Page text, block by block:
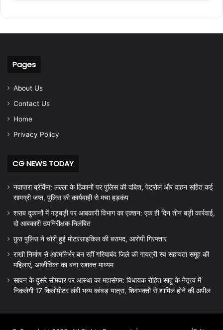
Pages
About Us
Contact Us
Home
Privacy Policy
CG NEWS TODAY
नवापारा ब्रेकिंग: लल्ला के ठिकानों पर पुलिस की दबिश, पेट्रोल और वाहन सहित कई
सामग्री जप्त, पुलिस की कार्यवाही से मचा हड़कंप
शराब दुकानों में गड़बड़ी पर आबकारी विभाग का एक्शन: एक ही दिन तीन बड़ी कार्रवाई,
दो आबकारी उपनिरीक्षक निलंबित
छुरा पुलिस ने चोरी हुई मोटरसाइकिल की बरामद, आरोपी गिरफ्तार
राखी निर्माण से आत्मनिर्भर बन रहीं गरियाबंद जिले की गायत्री स्व सहायता समूह की
महिलाएं, आजीविका का बना सशक्त माध्यम
सावन के दूसरे सोमवार पर आस्था का महासंगम: विधायक रोहित साहू के नेतृत्व में
निकलेगी 17 किलोमीटर लंबी भव्य कांवड़ यात्रा, शिवभक्तों से शामिल होने की अपील